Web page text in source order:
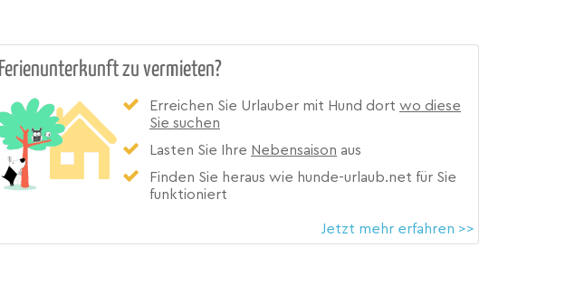
Ferienunterkunft zu vermieten?
Erreichen Sie Urlauber mit Hund dort wo diese
Sie suchen
Lasten Sie Ihre Nebensaison aus
Finden Sie heraus wie hunde-urlaub.net für Sie
funktioniert
Jetzt mehr erfahren >>